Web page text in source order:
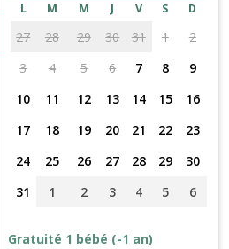
L M M J V S D
27 28 29 30 31 1
2
3
4 5 6 7 8
9
10
11 12 13 14 15
16
17
18 19 20 21 22
23
24
25 26 27 28 29
30
31
1 2 3 4 5 6
Gratuité 1 bébé (-1 an)